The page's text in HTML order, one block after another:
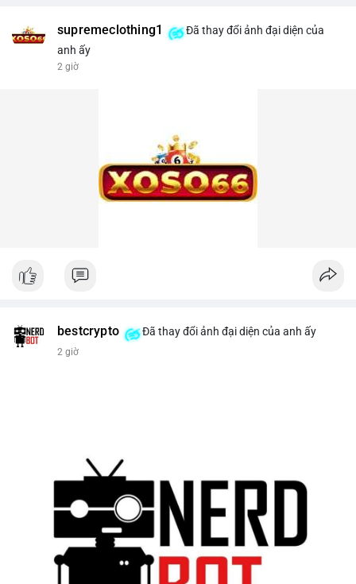
supremeclothing1
Đã thay đổi ảnh đại diện của
anh ấy
2 giờ
bestcrypto Đã thay đổi ảnh đại diện của anh ấy
2 giờ